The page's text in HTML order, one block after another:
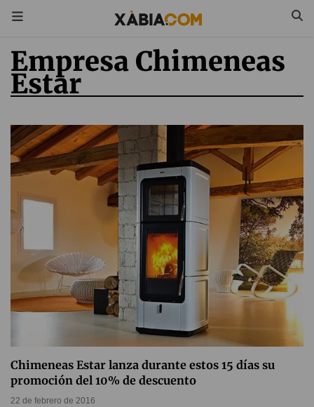
Empresa Chimeneas
Estar
Chimeneas Estar lanza durante estos 15 días su
promoción del 10% de descuento
22 de febrero de 2016